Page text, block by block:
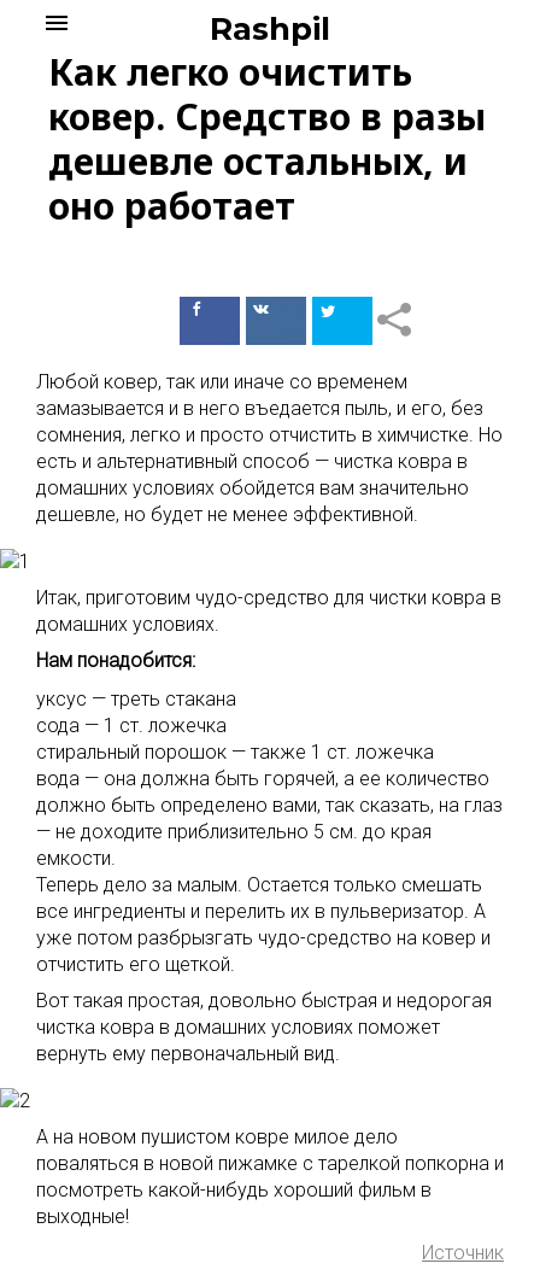
content
Rashpil
menu
Как легко очистить
ковер. Средство в разы
дешевле остальных, и
оно работает
ПоделитьсяПоделиться
Любой ковер, так или иначе со временем
замазывается и в него въедается пыль, и его, без
сомнения, легко и просто отчистить в химчистке. Но
есть и альтернативный способ — чистка ковра в
домашних условиях обойдется вам значительно
дешевле, но будет не менее эффективной.
Итак, приготовим чудо-средство для чистки ковра в
домашних условиях.
Нам понадобится:
уксус — треть стакана
сода — 1 ст. ложечка
стиральный порошок — также 1 ст. ложечка
вода — она должна быть горячей, а ее количество
должно быть определено вами, так сказать, на глаз
— не доходите приблизительно 5 см. до края
емкости.
Теперь дело за малым. Остается только смешать
все ингредиенты и перелить их в пульверизатор. А
уже потом разбрызгать чудо-средство на ковер и
отчистить его щеткой.
Вот такая простая, довольно быстрая и недорогая
чистка ковра в домашних условиях поможет
вернуть ему первоначальный вид.
А на новом пушистом ковре милое дело
поваляться в новой пижамке с тарелкой попкорна и
посмотреть какой-нибудь хороший фильм в
выходные!
Источник